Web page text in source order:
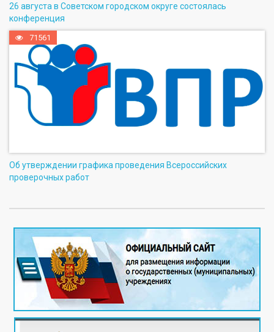
26 августа в Советском городском округе состоялась
конференция
71561
Об утверждении графика проведения Всероссийских
проверочных работ